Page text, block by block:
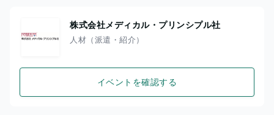
株式会社メディカル・プリンシプル社
人材（派遣・紹介）
イベントを確認する